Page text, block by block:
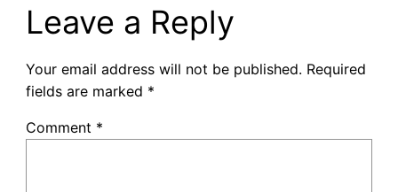
Leave a Reply
Your email address will not be published. Required
fields are marked *
Comment *